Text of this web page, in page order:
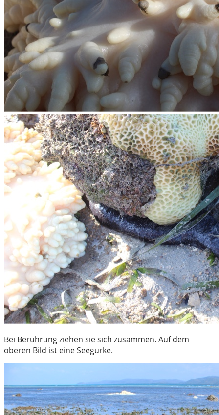
Bei Berührung ziehen sie sich zusammen. Auf dem
oberen Bild ist eine Seegurke.